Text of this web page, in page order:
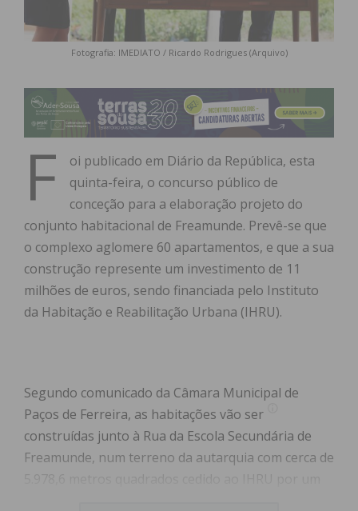
Fotografia: IMEDIATO / Ricardo Rodrigues (Arquivo)
F
oi publicado em Diário da República, esta
quinta-feira, o concurso público de
conceção para a elaboração projeto do
conjunto habitacional de Freamunde. Prevê-se que
o complexo aglomere 60 apartamentos, e que a sua
construção represente um investimento de 11
milhões de euros, sendo financiada pelo Instituto
da Habitação e Reabilitação Urbana (IHRU).
Segundo comunicado da Câmara Municipal de
Paços de Ferreira, as habitações vão ser
construídas junto à Rua da Escola Secundária de
Freamunde, num terreno da autarquia com cerca de